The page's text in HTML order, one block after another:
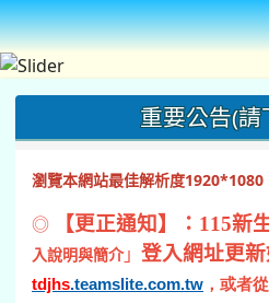
重要公告(請
瀏覽本網站最佳解析度1920*1080
◎ 【更正通知】：115新
入說明與簡介」 登入網址更新
tdjhs.teamslite.com.tw ，或者